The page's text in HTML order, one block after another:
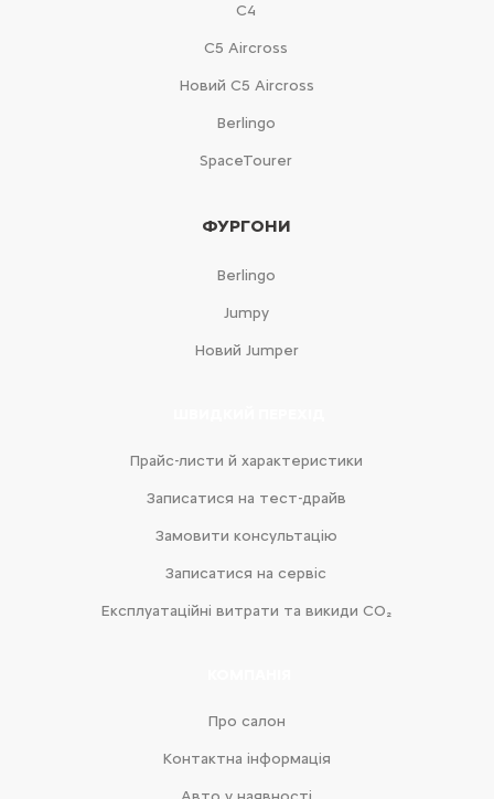
С4
С5 Aircross
Новий С5 Aircross
Berlingo
SpaceTourer
ФУРГОНИ
Berlingo
Jumpy
Новий Jumper
Прайс-листи й характеристики
Записатися на тест-драйв
Замовити консультацію
Записатися на сервіс
Експлуатаційні витрати та викиди CO₂
Про салон
Контактна інформація